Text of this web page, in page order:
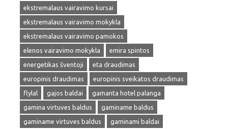
ekstremalaus vairavimo kursai
ekstremalaus vairavimo mokykla
ekstremalaus vairavimo pamokos
elenos vairavimo mokykla
emira spintos
energetikas šventoji
eta draudimas
europinis draudimas
europinis sveikatos draudimas
flylal
gajos baldai
gamanta hotel palanga
gamina virtuves baldus
gaminame baldus
gaminame virtuves baldus
gaminami baldai